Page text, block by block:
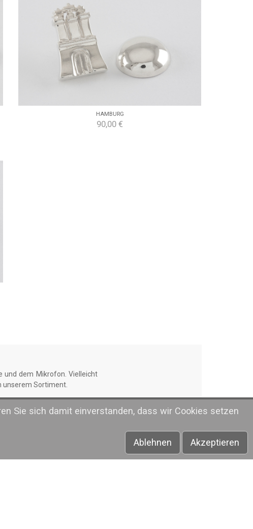
HAMBURG
90,00 €
und dem Mikrofon. Vielleicht
unserem Sortiment.
mit einer Gitarre oder einem
freuen.
Sie sich damit einverstanden, dass wir Cookies setzen
Ablehnen
Akzeptieren